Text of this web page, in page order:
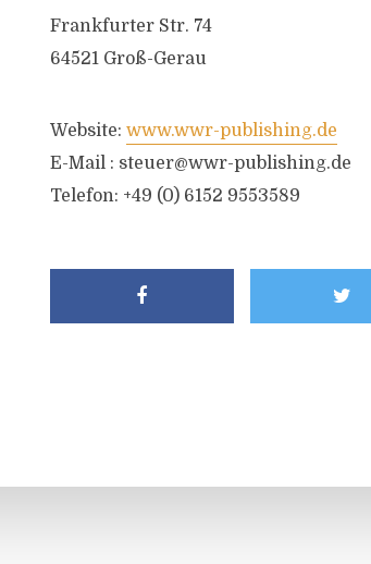
Frankfurter Str. 74
64521 Groß-Gerau
Website: www.wwr-publishing.de
E-Mail : steuer@wwr-publishing.de
Telefon: +49 (0) 6152 9553589